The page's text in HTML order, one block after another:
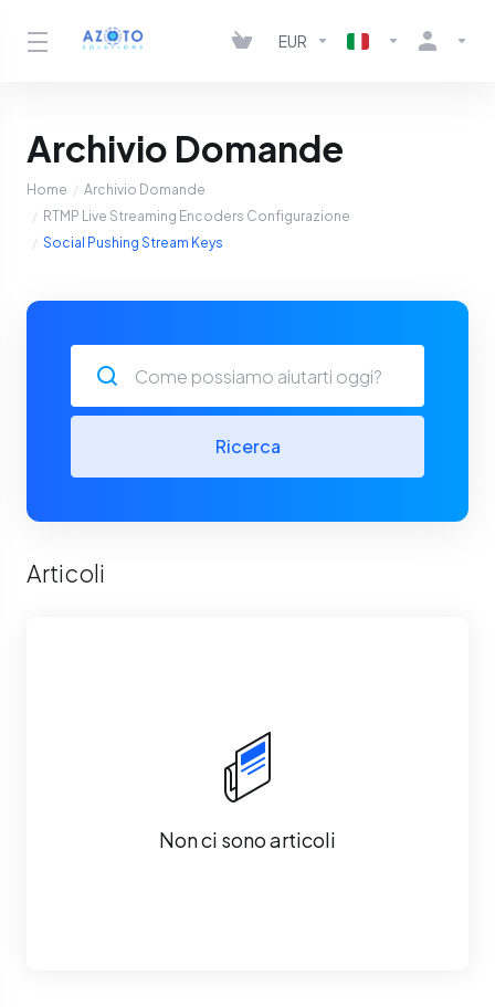
EUR
Archivio Domande
Home
Archivio Domande
RTMP Live Streaming Encoders Configurazione
Social Pushing Stream Keys
Ricerca
Articoli
Non ci sono articoli